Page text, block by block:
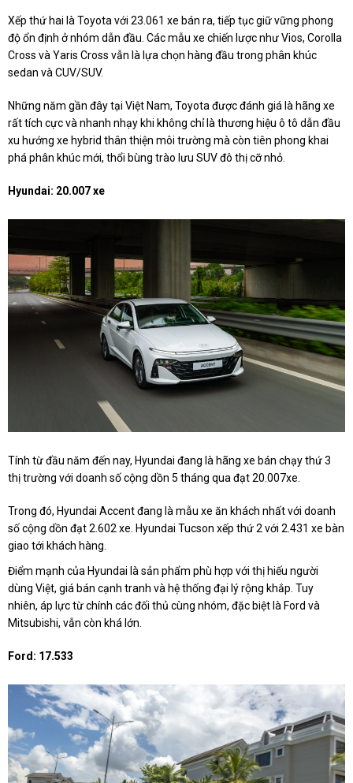
Xếp thứ hai là Toyota với 23.061 xe bán ra, tiếp tục giữ vững phong
độ ổn định ở nhóm dẫn đầu. Các mẫu xe chiến lược như Vios, Corolla
Cross và Yaris Cross vẫn là lựa chọn hàng đầu trong phân khúc
sedan và CUV/SUV.
Những năm gần đây tại Việt Nam, Toyota được đánh giá là hãng xe
rất tích cực và nhanh nhạy khi không chỉ là thương hiệu ô tô dẫn đầu
xu hướng xe hybrid thân thiện môi trường mà còn tiên phong khai
phá phân khúc mới, thổi bùng trào lưu SUV đô thị cỡ nhỏ.
Hyundai: 20.007 xe
Tính từ đầu năm đến nay, Hyundai đang là hãng xe bán chạy thứ 3
thị trường với doanh số cộng dồn 5 tháng qua đạt 20.007xe.
Trong đó, Hyundai Accent đang là mẫu xe ăn khách nhất với doanh
số cộng dồn đạt 2.602 xe. Hyundai Tucson xếp thứ 2 với 2.431 xe bàn
giao tới khách hàng.
Điểm mạnh của Hyundai là sản phẩm phù hợp với thị hiếu người
dùng Việt, giá bán cạnh tranh và hệ thống đại lý rộng khắp. Tuy
nhiên, áp lực từ chính các đối thủ cùng nhóm, đặc biệt là Ford và
Mitsubishi, vẫn còn khá lớn.
Ford: 17.533